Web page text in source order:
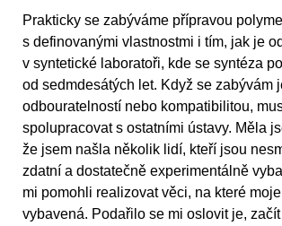
Prakticky se zabýváme přípravou
s definovanými vlastnostmi i tím, jak je
v syntetické laboratoři, kde se syntéza
od sedmdesátých let. Když se zabývám
odbouratelností nebo kompatibilitou,
spolupracovat s ostatními ústavy. Měla
že jsem našla několik lidí, kteří jsou
zdatní a dostatečně experimentálně
mi pomohli realizovat věci, na které
vybavená. Podařilo se mi oslovit je,